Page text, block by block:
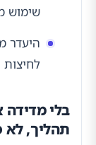
שימוש
היעדר
לחיצות
בלי מדידה
תהליך, לא